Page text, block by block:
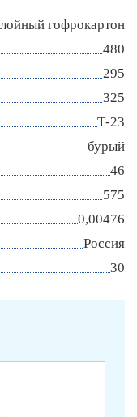
гофрокартон
480
295
325
Т-23
бурый
46
575
0,00476
Россия
30